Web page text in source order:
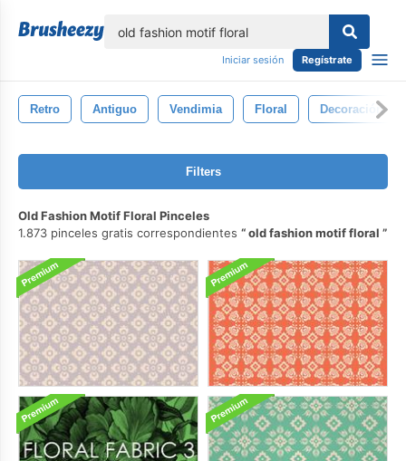
Iniciar sesión Regístrate
Retro Antiguo Vendimia Floral Decoración
Filters
Old Fashion Motif Floral Pinceles
1.873 pinceles gratis correspondientes
old fashion motif floral